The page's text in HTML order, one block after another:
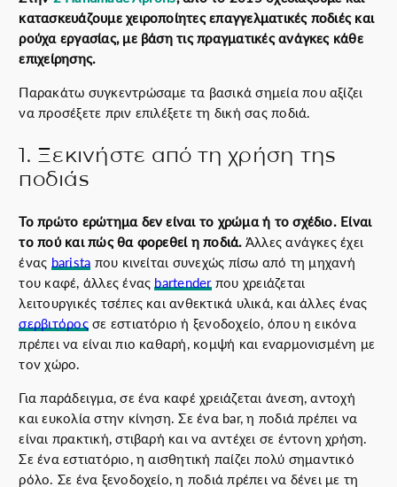
κατασκευάζουμε χειροποίητες επαγγελματικές ποδιές και
ρούχα εργασίας, με βάση τις πραγματικές ανάγκες κάθε
επιχείρησης.
Παρακάτω συγκεντρώσαμε τα βασικά σημεία που αξίζει
να προσέξετε πριν επιλέξετε τη δική σας ποδιά.
1. Ξεκινήστε από τη χρήση της
ποδιάς
Το πρώτο ερώτημα δεν είναι το χρώμα ή το σχέδιο. Είναι
το πού και πώς θα φορεθεί η ποδιά. Άλλες ανάγκες έχει
ένας barista που κινείται συνεχώς πίσω από τη μηχανή
του καφέ, άλλες ένας bartenderπου χρειάζεται
λειτουργικές τσέπες και ανθεκτικά υλικά, και άλλες ένας
σερβιτόροςσε εστιατόριο ή ξενοδοχείο, όπου η εικόνα
πρέπει να είναι πιο καθαρή, κομψή και εναρμονισμένη με
τον χώρο.
Για παράδειγμα, σε ένα καφέ χρειάζεται άνεση, αντοχή
και ευκολία στην κίνηση. Σε ένα bar, η ποδιά πρέπει να
είναι πρακτική, στιβαρή και να αντέχει σε έντονη χρήση.
Σε ένα εστιατόριο, η αισθητική παίζει πολύ σημαντικό
ρόλο. Σε ένα ξενοδοχείο, η ποδιά πρέπει να δένει με τη